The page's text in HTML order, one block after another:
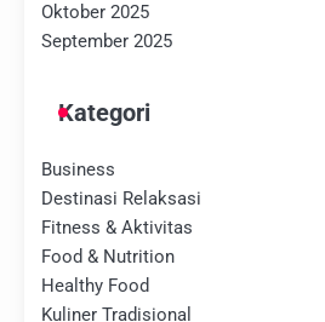
Oktober 2025
September 2025
Kategori
Business
Destinasi Relaksasi
Fitness & Aktivitas
Food & Nutrition
Healthy Food
Kuliner Tradisional